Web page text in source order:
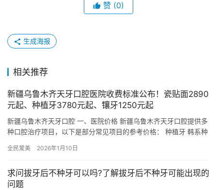
赞 (0)
生成海报
相关推荐
新疆乌鲁木齐天牙口腔医院收费标准公布！瓷贴面2890
元起、种植牙3780元起、镶牙1250元起
新疆乌鲁木齐天牙口腔 一、医院价格 新疆乌鲁木齐天牙口腔提供多
种口腔治疗项目，以下是部分常见项目的参考价格： 种植牙 韩系种
全民爱美 2026年1月10日
求问拔牙后不种牙可以吗?了解拔牙后不种牙可能出现的
问题